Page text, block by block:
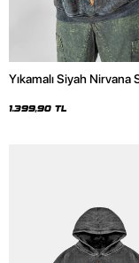
Yıkamalı Siyah Nirvana
1.399,90 TL